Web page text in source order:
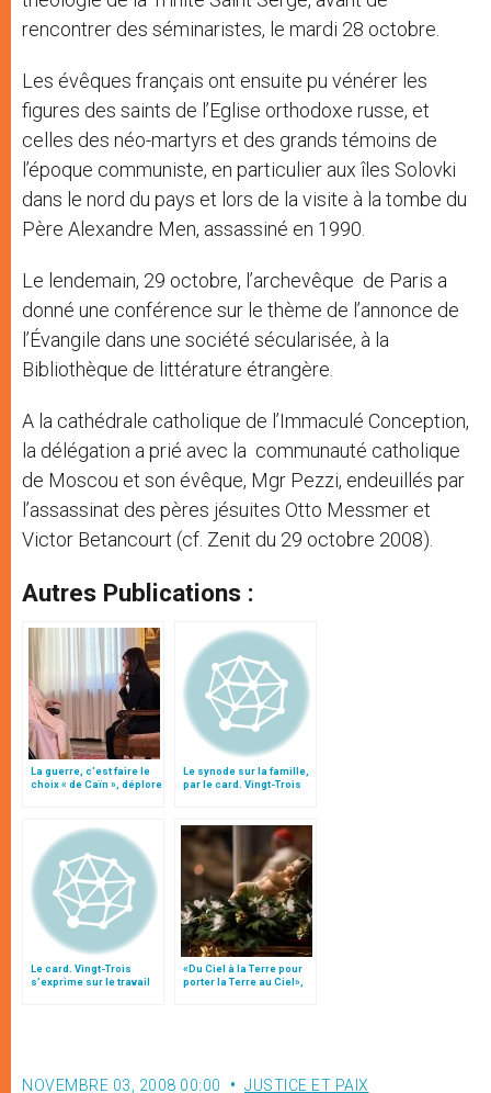
rencontrer des séminaristes, le mardi 28 octobre.
Les évêques français ont ensuite pu vénérer les
figures des saints de l’Eglise orthodoxe russe, et
celles des néo-martyrs et des grands témoins de
l’époque communiste, en particulier aux îles Solovki
dans le nord du pays et lors de la visite à la tombe du
Père Alexandre Men, assassiné en 1990.
Le lendemain, 29 octobre, l’archevêque de Paris a
donné une conférence sur le thème de l’annonce de
l’Évangile dans une société sécularisée, à la
Bibliothèque de littérature étrangère.
A la cathédrale catholique de l’Immaculé Conception,
la délégation a prié avec la communauté catholique
de Moscou et son évêque, Mgr Pezzi, endeuillés par
l’assassinat des pères jésuites Otto Messmer et
Victor Betancourt (cf. Zenit du 29 octobre 2008).
Autres Publications :
La guerre, c’est faire le
choix « de Caïn », déplore
Le synode sur la famille,
par le card. Vingt-Trois
Le card. Vingt-Trois
s’exprime sur le travail
«Du Ciel à la Terre pour
porter la Terre au Ciel»,
NOVEMBRE 03, 2008 00:00 JUSTICE ET PAIX